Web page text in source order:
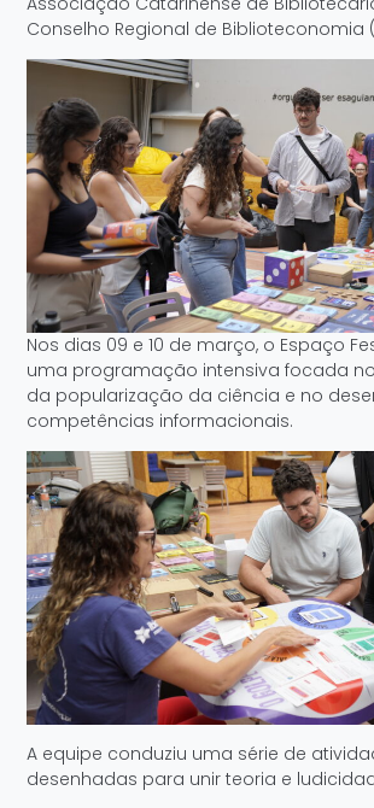
Conselho Regional de Biblioteconomia
Nos dias 09 e 10 de março, o Espaço
uma programação intensiva focada
da popularização da ciência e no
competências informacionais.
A equipe conduziu uma série de
desenhadas para unir teoria e